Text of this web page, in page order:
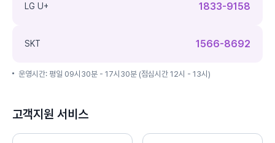
LG U+ 1833-9158
SKT 1566-8692
운영시간: 평일 09시30분 - 17시30분 (점심시간 12시 - 13시)
고객지원 서비스